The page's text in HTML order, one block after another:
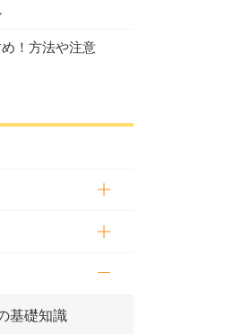
！方法や注意
基礎知識